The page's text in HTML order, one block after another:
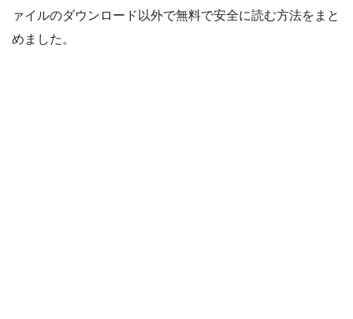
ァイルのダウンロード以外で無料で安全に読む方法をまと
めました。